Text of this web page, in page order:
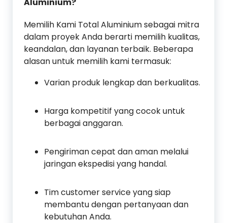
Memilih Kami Total Aluminium sebagai mitra
dalam proyek Anda berarti memilih kualitas,
keandalan, dan layanan terbaik. Beberapa
alasan untuk memilih kami termasuk:
Varian produk lengkap dan berkualitas.
Harga kompetitif yang cocok untuk
berbagai anggaran.
Pengiriman cepat dan aman melalui
jaringan ekspedisi yang handal.
Tim customer service yang siap
membantu dengan pertanyaan dan
kebutuhan Anda.